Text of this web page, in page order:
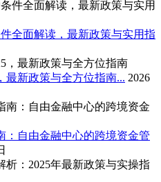
全面解读，最新政策与实用指
最新政策与全方位指南... 2026
：自由金融中心的跨境资金管